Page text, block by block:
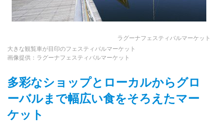
ラグーナフェスティバルマーケット
大きな観覧車が目印のフェスティバルマーケット
画像提供：ラグーナフェスティバルマーケット
多彩なショップとローカルからグロ
ーバルまで幅広い食をそろえたマー
ケット